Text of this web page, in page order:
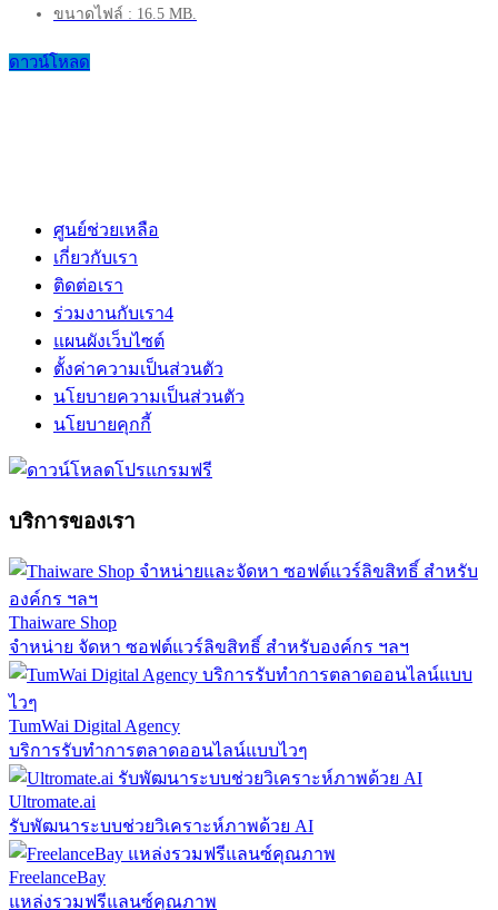
ขนาดไฟล์ : 16.5 MB.
ดาวน์โหลด
ศูนย์ช่วยเหลือ
เกี่ยวกับเรา
ติดต่อเรา
ร่วมงานกับเรา4
แผนผังเว็บไซต์
ตั้งค่าความเป็นส่วนตัว
นโยบายความเป็นส่วนตัว
นโยบายคุกกี้
บริการของเรา
Thaiware Shop
จำหน่าย จัดหา ซอฟต์แวร์ลิขสิทธิ์ สำหรับองค์กร ฯลฯ
TumWai Digital Agency
บริการรับทำการตลาดออนไลน์แบบไวๆ
Ultromate.ai
รับพัฒนาระบบช่วยวิเคราะห์ภาพด้วย AI
FreelanceBay
แหล่งรวมฟรีแลนซ์คุณภาพ